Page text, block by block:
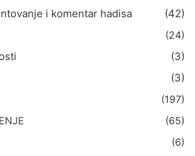
i komentar hadisa
(42)
(24)
(3)
(3)
(197)
(65)
(6)